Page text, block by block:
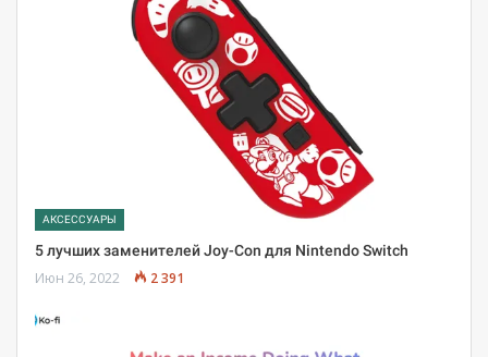
АКСЕССУАРЫ
5 лучших заменителей Joy-Con для Nintendo Switch
Июн 26, 2022 2 391